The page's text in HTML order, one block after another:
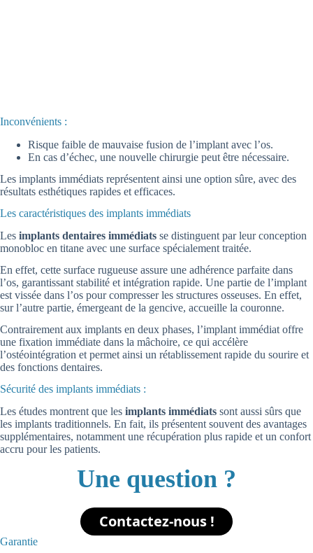
Inconvénients :
Risque faible de mauvaise fusion de l’implant avec l’os.
En cas d’échec, une nouvelle chirurgie peut être nécessaire.
Les implants immédiats représentent ainsi une option sûre, avec des
résultats esthétiques rapides et efficaces.
Les caractéristiques des implants immédiats
Les implants dentaires immédiats se distinguent par leur conception
monobloc en titane avec une surface spécialement traitée.
En effet, cette surface rugueuse assure une adhérence parfaite dans
l’os, garantissant stabilité et intégration rapide. Une partie de l’implant
est vissée dans l’os pour compresser les structures osseuses. En effet,
sur l’autre partie, émergeant de la gencive, accueille la couronne.
Contrairement aux implants en deux phases, l’implant immédiat offre
une fixation immédiate dans la mâchoire, ce qui accélère
l’ostéointégration et permet ainsi un rétablissement rapide du sourire et
des fonctions dentaires.
Sécurité des implants immédiats :
Les études montrent que les implants immédiats sont aussi sûrs que
les implants traditionnels. En fait, ils présentent souvent des avantages
supplémentaires, notamment une récupération plus rapide et un confort
accru pour les patients.
Une question ?
Contactez-nous !
Garantie